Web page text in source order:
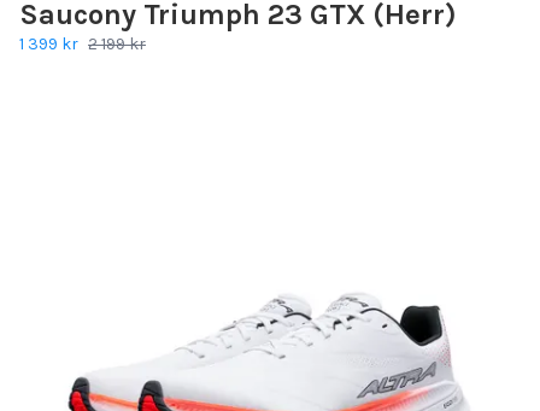
Saucony Triumph 23 GTX (Herr)
1 399 kr 2 199 kr